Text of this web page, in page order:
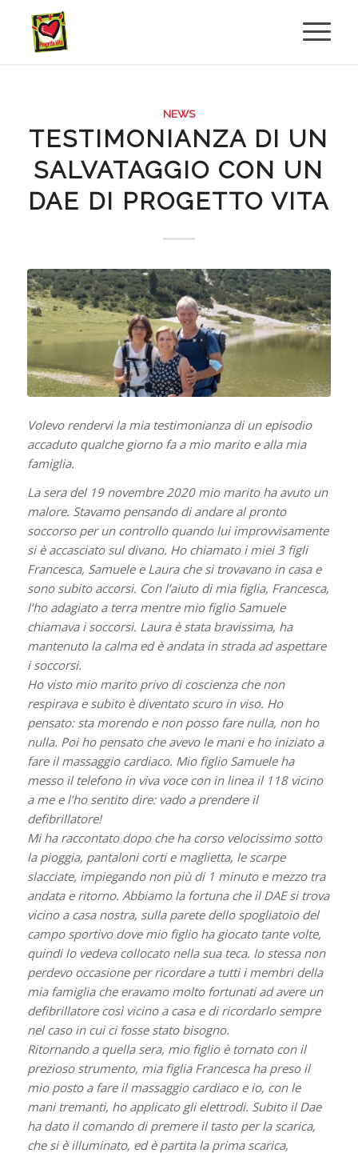
NEWS
TESTIMONIANZA DI UN
SALVATAGGIO CON UN
DAE DI PROGETTO VITA
Volevo rendervi la mia testimonianza di un episodio
accaduto qualche giorno fa a mio marito e alla mia
famiglia.
La sera del 19 novembre 2020 mio marito ha avuto un
malore. Stavamo pensando di andare al pronto
soccorso per un controllo quando lui improvvisamente
si è accasciato sul divano. Ho chiamato i miei 3 figli
Francesca, Samuele e Laura che si trovavano in casa e
sono subito accorsi. Con l’aiuto di mia figlia, Francesca,
l’ho adagiato a terra mentre mio figlio Samuele
chiamava i soccorsi. Laura è stata bravissima, ha
mantenuto la calma ed è andata in strada ad aspettare
i soccorsi.
Ho visto mio marito privo di coscienza che non
respirava e subito è diventato scuro in viso. Ho
pensato: sta morendo e non posso fare nulla, non ho
nulla. Poi ho pensato che avevo le mani e ho iniziato a
fare il massaggio cardiaco. Mio figlio Samuele ha
messo il telefono in viva voce con in linea il 118 vicino
a me e l’ho sentito dire: vado a prendere il
defibrillatore!
Mi ha raccontato dopo che ha corso velocissimo sotto
la pioggia, pantaloni corti e maglietta, le scarpe
slacciate, impiegando non più di 1 minuto e mezzo tra
andata e ritorno. Abbiamo la fortuna che il DAE si trova
vicino a casa nostra, sulla parete dello spogliatoio del
campo sportivo dove mio figlio ha giocato tante volte,
quindi lo vedeva collocato nella sua teca. Io stessa non
perdevo occasione per ricordare a tutti i membri della
mia famiglia che eravamo molto fortunati ad avere un
defibrillatore così vicino a casa e di ricordarlo sempre
nel caso in cui ci fosse stato bisogno.
Ritornando a quella sera, mio figlio è tornato con il
prezioso strumento, mia figlia Francesca ha preso il
mio posto a fare il massaggio cardiaco e io, con le
mani tremanti, ho applicato gli elettrodi. Subito il Dae
ha dato il comando di premere il tasto per la scarica,
che si è illuminato, ed è partita la prima scarica,